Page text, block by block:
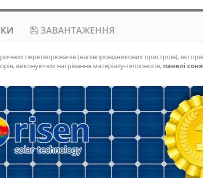
ЗАВАНТАЖЕННЯ
перетворювачів (напівпровідникових пристроїв), які
виконуючих нагрівання матеріалу-теплоносія, панелі